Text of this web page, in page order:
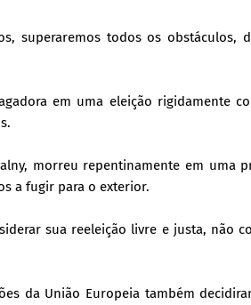
superaremos todos os obstáculos,
em uma eleição rigidamente
morreu repentinamente em uma
a fugir para o exterior.
sua reeleição livre e justa, não
da União Europeia também